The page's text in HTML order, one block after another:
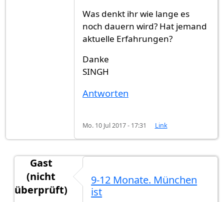
Was denkt ihr wie lange es
noch dauern wird? Hat jemand
aktuelle Erfahrungen?
Danke
SINGH
Antworten
Mo. 10 Jul 2017 - 17:31 Link
Gast
(nicht
überprüft)
9-12 Monate. München
ist